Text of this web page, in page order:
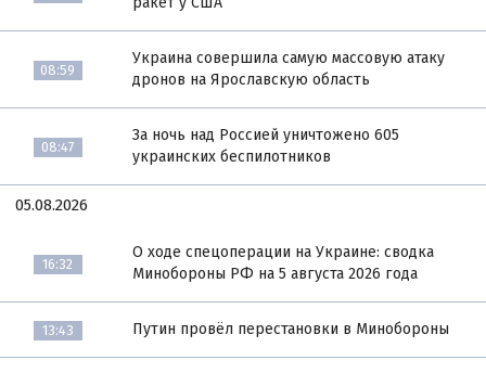
08:59
Украина совершила самую массовую атаку
дронов на Ярославскую область
08:47
За ночь над Россией уничтожено 605
украинских беспилотников
05.08.2026
16:32
О ходе спецоперации на Украине: сводка
Минобороны РФ на 5 августа 2026 года
13:43 Путин провёл перестановки в Минобороны